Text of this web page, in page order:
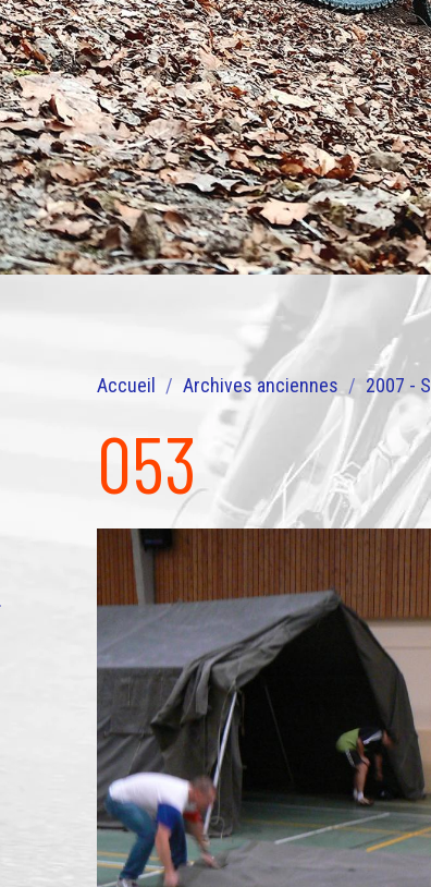
Accueil Archives anciennes 2007 -
053